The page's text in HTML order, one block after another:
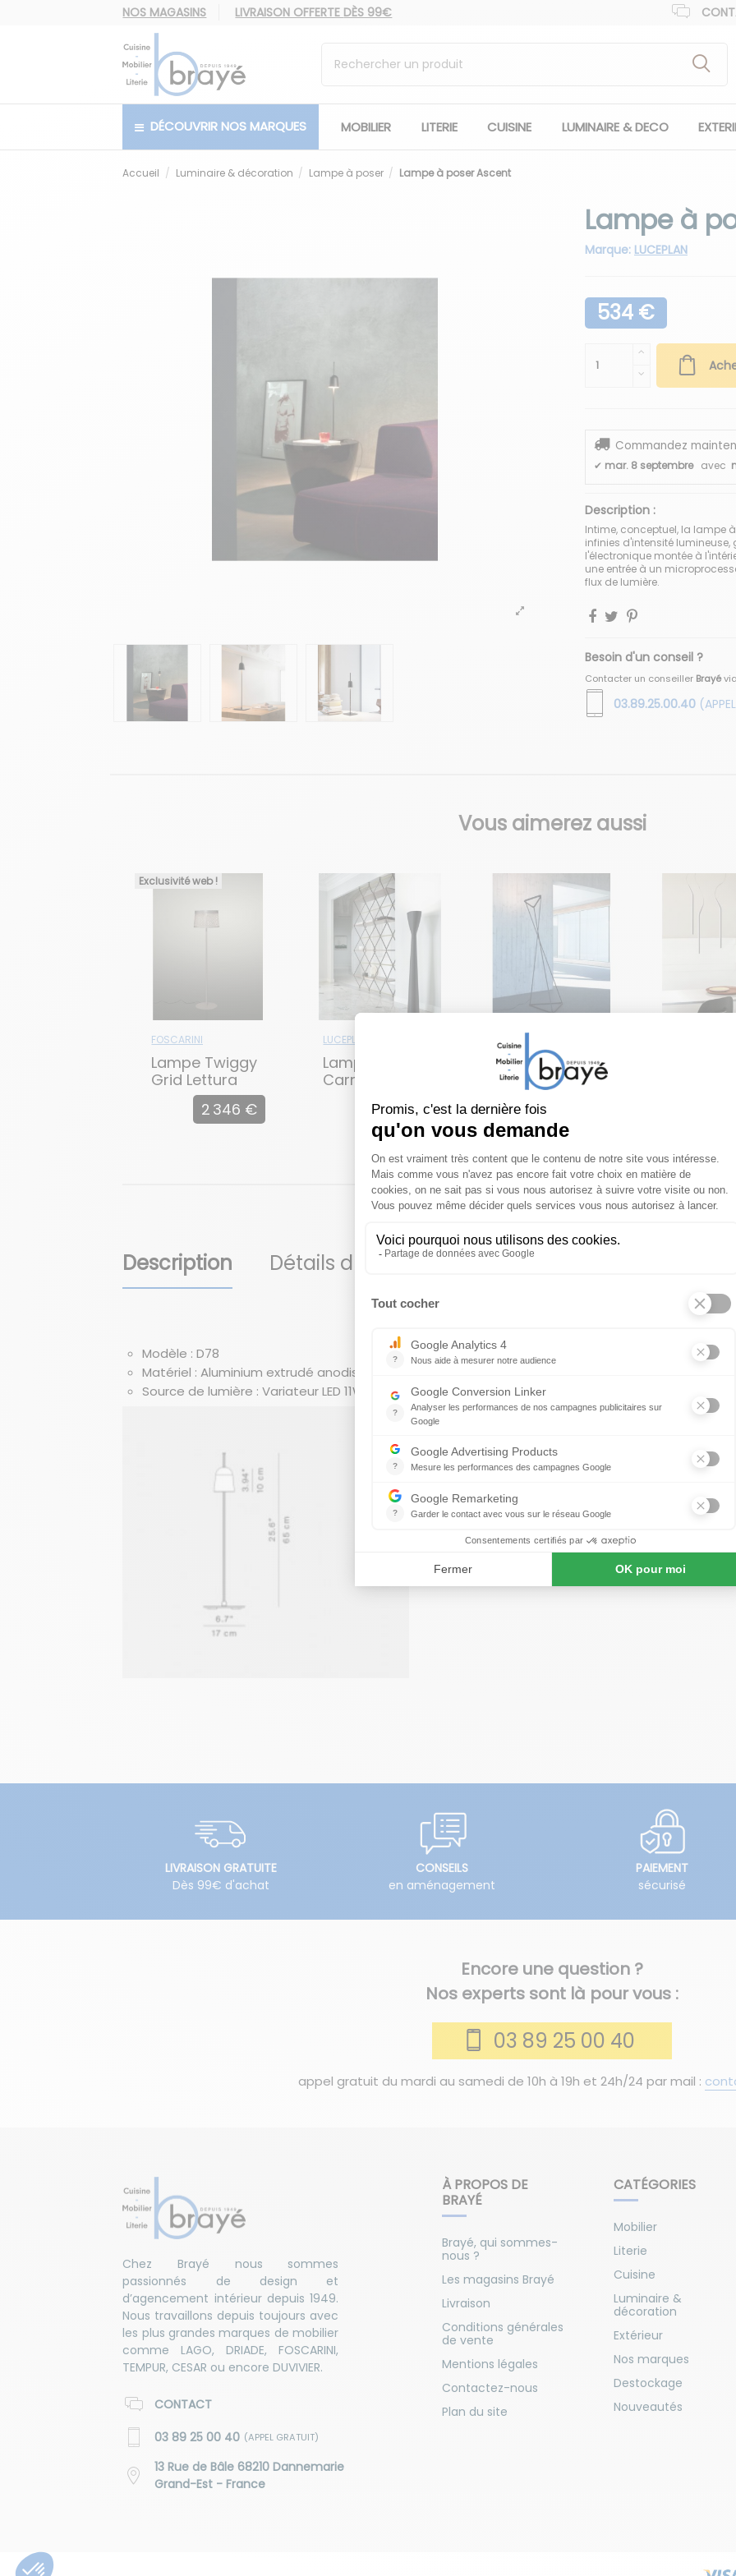
NOS MAGASINS LIVRAISON OFFERTE DÈS 99€
DÉCOUVRIR NOS MARQUES MOBILIER LITERIE CUISINE LUMINAIRE & DECO
Accueil Luminaire & décoration Lampe à poser Lampe à poser Ascent
Lampe à
Marque: LUCEPLAN
534 €
Commandez
✔ mar. 8 septembre avec
Description :
Intime, conceptuel, la lampe
infinies d'intensité
l'électronique montée à
une entrée à un
flux de lumière.
Besoin d'un conseil ?
Contacter un conseiller Brayé
03.89.25.00.40
Vous aimerez aussi
Exclusivité web !
FOSCARINI
Lampe Twiggy
Grid Lettura
2 346 €
LUCEPLAN
Lampe à poser
Carrare
1 658 €
LUCEPLAN
Lampe à poser
Tango
Lampe à poser Ascent
Description Détails du produit À propos de LUCEPLAN
Modèle : D78
Matériel : Aluminium extrudé anodisé en noir, tige en technopolymère noir, base en acier peint
Source de lumière : Variateur LED 11W 2700K CRI90 embarqué
Encore une question ?
Nos experts sont là pour vous :
03 89 25 00 40
appel gratuit du mardi au samedi de 10h à 19h et 24h/24 par mail :
LIVRAISON GRATUITE
Dès 99€ d'achat
CONSEILS
en aménagement
PAIEMENT
sécurisé
À PROPOS DE
BRAYÉ
Brayé, qui sommes-
nous ?
Les magasins Brayé
Livraison
Conditions générales
de vente
Mentions légales
Contactez-nous
Plan du site
CATÉGORIES
Mobilier
Literie
Cuisine
Luminaire &
décoration
Extérieur
Nos marques
Destockage
Nouveautés
Chez Brayé nous sommes
passionnés de design et
d’agencement intérieur depuis 1949.
Nous travaillons depuis toujours avec
les plus grandes marques de mobilier
comme LAGO, DRIADE, FOSCARINI,
TEMPUR, CESAR ou encore DUVIVIER.
CONTACT
03 89 25 00 40 (APPEL GRATUIT)
13 Rue de Bâle 68210 Dannemarie
Grand-Est - France